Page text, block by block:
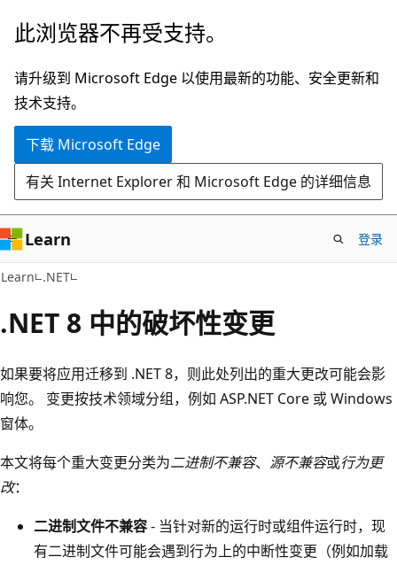
跳
主
要
内
此浏览器不再受支持。
请升级到 Microsoft Edge 以使用最新的功能、安全更新和
技术支持。
下载 Microsoft Edge
有关 Internet Explorer 和 Microsoft Edge 的详细信息
Learn 登录
Learn .NET
.NET 8 中的破坏性变更
如果要将应用迁移到 .NET 8，则此处列出的重大更改可能会影
响您。 变更按技术领域分组，例如 ASP.NET Core 或 Windows
窗体。
本文将每个重大变更分类为二进制不兼容、 源不兼容或行为更
改：
二进制文件不兼容- 当针对新的运行时或组件运行时，现
有二进制文件可能会遇到行为上的中断性变更（例如加载